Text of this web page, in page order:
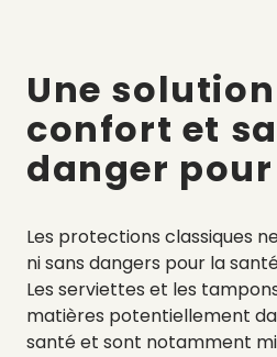
Une
confort et
danger
Les protections classiques
ni sans dangers pour la
Les serviettes et les
matières potentiellement
santé et sont notamment